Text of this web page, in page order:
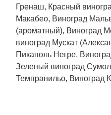
Гренаш, Красный
Макабео, Виноград
(ароматный), Виноград
виноград Мускат
Пикаполь Негре,
Зеленый виноград
Темпранильо, Виноград